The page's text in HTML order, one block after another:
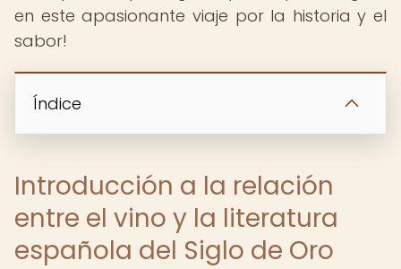
en este apasionante viaje por la historia y el
sabor!
Índice
Introducción a la relación
entre el vino y la literatura
española del Siglo de Oro